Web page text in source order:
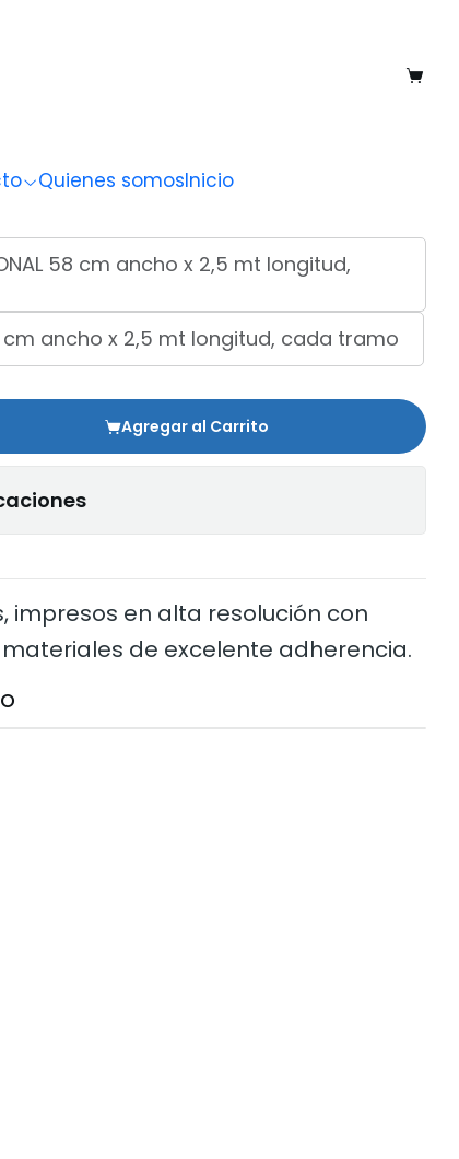
Quienes somosInicio
58 cm ancho x 2,5 mt longitud,
cm ancho x 2,5 mt longitud, cada tramo
Agregar al Carrito
impresos en alta resolución con
de excelente adherencia.